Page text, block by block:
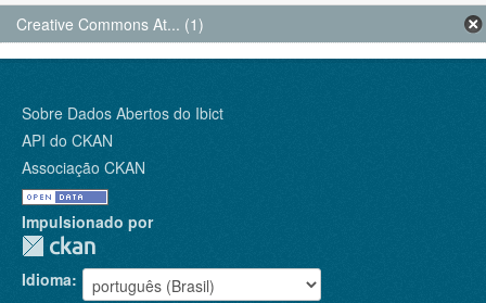
Creative Commons At... (1)
Sobre Dados Abertos do Ibict
API do CKAN
Associação CKAN
Impulsionado por
Idioma